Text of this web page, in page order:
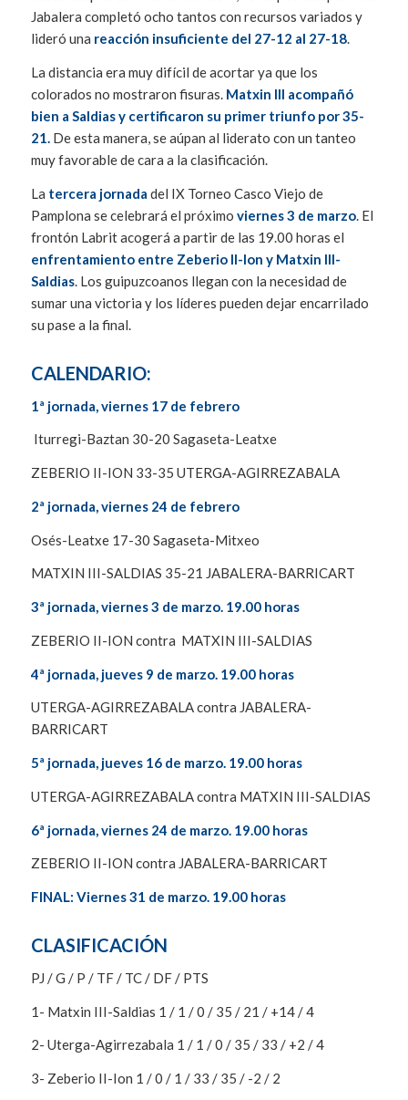
Jabalera completó ocho tantos con recursos variados y
lideró una reacción insuficiente del 27-12 al 27-18.
La distancia era muy difícil de acortar ya que los
colorados no mostraron fisuras. Matxin III acompañó
bien a Saldias y certificaron su primer triunfo por 35-
21.De esta manera, se aúpan al liderato con un tanteo
muy favorable de cara a la clasificación.
La tercera jornada del IX Torneo Casco Viejo de
Pamplona se celebrará el próximo viernes 3 de marzo. El
frontón Labrit acogerá a partir de las 19.00 horas el
enfrentamiento entre Zeberio II-Ion y Matxin III-
Saldias. Los guipuzcoanos llegan con la necesidad de
sumar una victoria y los líderes pueden dejar encarrilado
su pase a la final.
CALENDARIO:
1ª jornada, viernes 17 de febrero
Iturregi-Baztan 30-20 Sagaseta-Leatxe
ZEBERIO II-ION 33-35 UTERGA-AGIRREZABALA
2ª jornada, viernes 24 de febrero
Osés-Leatxe 17-30 Sagaseta-Mitxeo
MATXIN III-SALDIAS 35-21 JABALERA-BARRICART
3ª jornada, viernes 3 de marzo. 19.00 horas
ZEBERIO II-ION contra MATXIN III-SALDIAS
4ª jornada, jueves 9 de marzo. 19.00 horas
UTERGA-AGIRREZABALA contra JABALERA-
BARRICART
5ª jornada, jueves 16 de marzo. 19.00 horas
UTERGA-AGIRREZABALA contra MATXIN III-SALDIAS
6ª jornada, viernes 24 de marzo. 19.00 horas
ZEBERIO II-ION contra JABALERA-BARRICART
FINAL: Viernes 31 de marzo. 19.00 horas
CLASIFICACIÓN
PJ / G / P / TF / TC / DF / PTS
1- Matxin III-Saldias 1 / 1 / 0 / 35 / 21 / +14 / 4
2- Uterga-Agirrezabala 1 / 1 / 0 / 35 / 33 / +2 / 4
3- Zeberio II-Ion 1 / 0 / 1 / 33 / 35 / -2 / 2